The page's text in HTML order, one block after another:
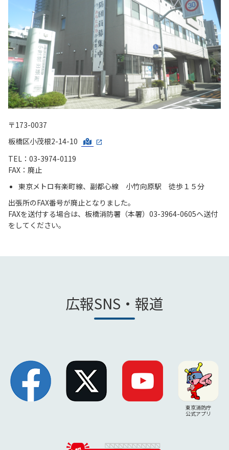
〒173-0037
板橋区小茂根2-14-10
TEL：03-3974-0119
FAX：廃止
東京メトロ有楽町線、副都心線 小竹向原駅 徒歩１５分
出張所のFAX番号が廃止となりました。
FAXを送付する場合は、板橋消防署（本署）03-3964-0605へ送付
をしてください。
広報SNS・報道
東京消防庁
公式アプリ